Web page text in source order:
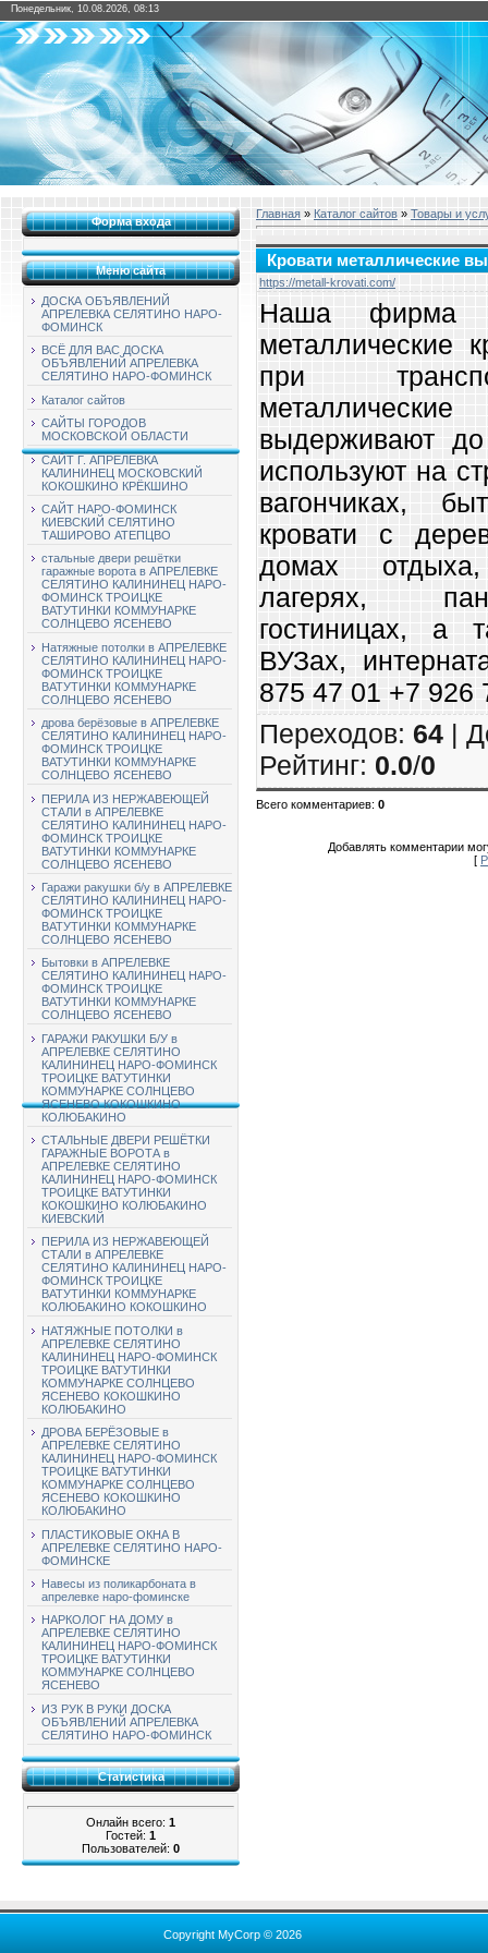
Понедельник, 10.08.2026, 08:13
Форма входа
Меню сайта
ДОСКА ОБЪЯВЛЕНИЙ
АПРЕЛЕВКА СЕЛЯТИНО НАРО-
ФОМИНСК
ВСЁ ДЛЯ ВАС ДОСКА
ОБЪЯВЛЕНИЙ АПРЕЛЕВКА
СЕЛЯТИНО НАРО-ФОМИНСК
Каталог сайтов
САЙТЫ ГОРОДОВ
МОСКОВСКОЙ ОБЛАСТИ
САЙТ Г. АПРЕЛЕВКА
КАЛИНИНЕЦ МОСКОВСКИЙ
КОКОШКИНО КРЁКШИНО
САЙТ НАРО-ФОМИНСК
КИЕВСКИЙ СЕЛЯТИНО
ТАШИРОВО АТЕПЦВО
стальные двери решётки
гаражные ворота в АПРЕЛЕВКЕ
СЕЛЯТИНО КАЛИНИНЕЦ НАРО-
ФОМИНСК ТРОИЦКЕ
ВАТУТИНКИ КОММУНАРКЕ
СОЛНЦЕВО ЯСЕНЕВО
Натяжные потолки в АПРЕЛЕВКЕ
СЕЛЯТИНО КАЛИНИНЕЦ НАРО-
ФОМИНСК ТРОИЦКЕ
ВАТУТИНКИ КОММУНАРКЕ
СОЛНЦЕВО ЯСЕНЕВО
дрова берёзовые в АПРЕЛЕВКЕ
СЕЛЯТИНО КАЛИНИНЕЦ НАРО-
ФОМИНСК ТРОИЦКЕ
ВАТУТИНКИ КОММУНАРКЕ
СОЛНЦЕВО ЯСЕНЕВО
ПЕРИЛА ИЗ НЕРЖАВЕЮЩЕЙ
СТАЛИ в АПРЕЛЕВКЕ
СЕЛЯТИНО КАЛИНИНЕЦ НАРО-
ФОМИНСК ТРОИЦКЕ
ВАТУТИНКИ КОММУНАРКЕ
СОЛНЦЕВО ЯСЕНЕВО
Гаражи ракушки б/у в АПРЕЛЕВКЕ
СЕЛЯТИНО КАЛИНИНЕЦ НАРО-
ФОМИНСК ТРОИЦКЕ
ВАТУТИНКИ КОММУНАРКЕ
СОЛНЦЕВО ЯСЕНЕВО
Бытовки в АПРЕЛЕВКЕ
СЕЛЯТИНО КАЛИНИНЕЦ НАРО-
ФОМИНСК ТРОИЦКЕ
ВАТУТИНКИ КОММУНАРКЕ
СОЛНЦЕВО ЯСЕНЕВО
ГАРАЖИ РАКУШКИ Б/У в
АПРЕЛЕВКЕ СЕЛЯТИНО
КАЛИНИНЕЦ НАРО-ФОМИНСК
ТРОИЦКЕ ВАТУТИНКИ
КОММУНАРКЕ СОЛНЦЕВО
ЯСЕНЕВО КОКОШКИНО
КОЛЮБАКИНО
СТАЛЬНЫЕ ДВЕРИ РЕШЁТКИ
ГАРАЖНЫЕ ВОРОТА в
АПРЕЛЕВКЕ СЕЛЯТИНО
КАЛИНИНЕЦ НАРО-ФОМИНСК
ТРОИЦКЕ ВАТУТИНКИ
КОКОШКИНО КОЛЮБАКИНО
КИЕВСКИЙ
ПЕРИЛА ИЗ НЕРЖАВЕЮЩЕЙ
СТАЛИ в АПРЕЛЕВКЕ
СЕЛЯТИНО КАЛИНИНЕЦ НАРО-
ФОМИНСК ТРОИЦКЕ
ВАТУТИНКИ КОММУНАРКЕ
КОЛЮБАКИНО КОКОШКИНО
НАТЯЖНЫЕ ПОТОЛКИ в
АПРЕЛЕВКЕ СЕЛЯТИНО
КАЛИНИНЕЦ НАРО-ФОМИНСК
ТРОИЦКЕ ВАТУТИНКИ
КОММУНАРКЕ СОЛНЦЕВО
ЯСЕНЕВО КОКОШКИНО
КОЛЮБАКИНО
ДРОВА БЕРЁЗОВЫЕ в
АПРЕЛЕВКЕ СЕЛЯТИНО
КАЛИНИНЕЦ НАРО-ФОМИНСК
ТРОИЦКЕ ВАТУТИНКИ
КОММУНАРКЕ СОЛНЦЕВО
ЯСЕНЕВО КОКОШКИНО
КОЛЮБАКИНО
ПЛАСТИКОВЫЕ ОКНА В
АПРЕЛЕВКЕ СЕЛЯТИНО НАРО-
ФОМИНСКЕ
Навесы из поликарбоната в
апрелевке наро-фоминске
НАРКОЛОГ НА ДОМУ в
АПРЕЛЕВКЕ СЕЛЯТИНО
КАЛИНИНЕЦ НАРО-ФОМИНСК
ТРОИЦКЕ ВАТУТИНКИ
КОММУНАРКЕ СОЛНЦЕВО
ЯСЕНЕВО
ИЗ РУК В РУКИ ДОСКА
ОБЪЯВЛЕНИЙ АПРЕЛЕВКА
СЕЛЯТИНО НАРО-ФОМИНСК
Статистика
Онлайн всего: 1
Гостей: 1
Пользователей: 0
Главная » Каталог сайтов » Товары и
Кровати металлические
https://metall-krovati.com/
Наша фирма
металлические
при
выдерживают
используют на
вагончиках,
кровати с
домах
лагерях,
гостиницах, а
ВУЗах,
875 47 01 +7 926
Переходов: 64 |
Рейтинг: 0.0/0
Всего комментариев: 0
Добавлять комментарии
[
Copyright MyCorp © 2026